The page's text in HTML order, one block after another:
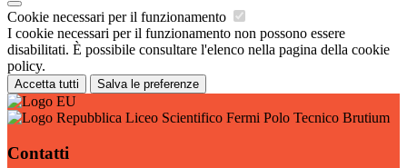
Cookie necessari per il funzionamento
I cookie necessari per il funzionamento non possono essere
disabilitati. È possibile consultare l'elenco nella pagina della cookie
policy.
Accetta tutti Salva le preferenze
Liceo Scientifico Fermi Polo Tecnico Brutium
Contatti